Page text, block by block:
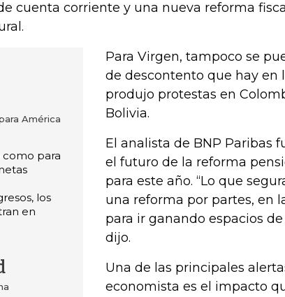
cuenta corriente y una nueva reforma
América
como para
los
en
Para Virgen, tampoco se
de descontento que hay en
produjo protestas en
Bolivia.
El analista de BNP Paribas
el futuro de la reforma
para este año. “Lo que
una reforma por partes, en
para ir ganando espacios
dijo.
Una de las principales
economista es el impacto